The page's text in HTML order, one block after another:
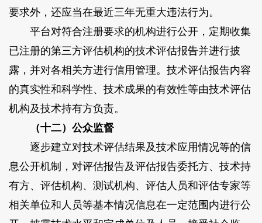
要求外，还应当在最近三年无重大违法行为。
平台对符合注册要求的机构进行公开，定期收集
已注册的第三方评估机构的技术评估报告并进行披
露，并对各相关方进行信用管理。技术评估报告内容
的真实性和科学性、技术成果的有效性等由技术评估
机构及技术持有方负责。
（十二）公众监督
逐步建立对技术评估结果及技术应用情况等的信
息公开机制，对评估报告及评估报告委托方、技术持
有方、评估机构、测试机构、评估人员和评估专家等
相关单位和人员等基本情况信息在一定范围内进行公